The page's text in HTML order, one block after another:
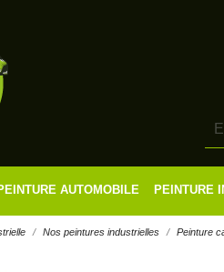
AUTOMOBILE PEINTURE
Nos peintures industrielles Peinture